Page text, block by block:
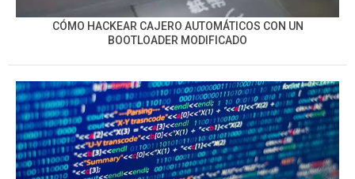
CÓMO HACKEAR CAJERO AUTOMÁTICOS CON UN
BOOTLOADER MODIFICADO